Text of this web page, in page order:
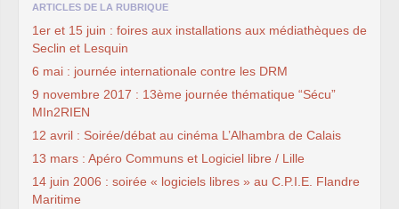
ARTICLES DE LA RUBRIQUE
1er et 15 juin : foires aux installations aux médiathèques de
Seclin et Lesquin
6 mai : journée internationale contre les DRM
9 novembre 2017 : 13ème journée thématique “Sécu”
MIn2RIEN
12 avril : Soirée/débat au cinéma L’Alhambra de Calais
13 mars : Apéro Communs et Logiciel libre / Lille
14 juin 2006 : soirée « logiciels libres » au C.P.I.E. Flandre
Maritime